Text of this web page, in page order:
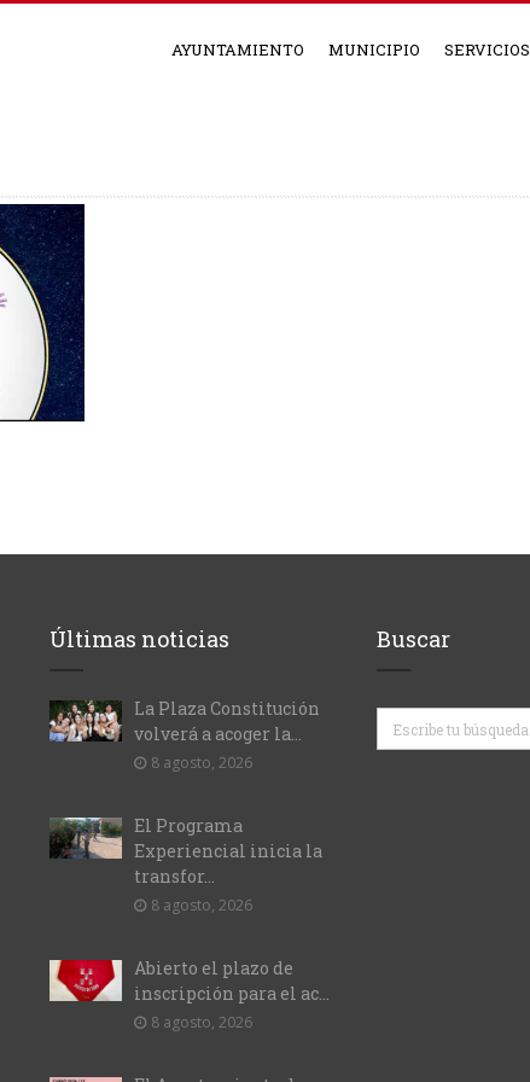
AYUNTAMIENTO MUNICIPIO SERVICIOS
Últimas noticias
La Plaza Constitución
volverá a acoger la...
8 agosto, 2026
El Programa
Experiencial inicia la
transfor...
8 agosto, 2026
Abierto el plazo de
inscripción para el ac...
8 agosto, 2026
Buscar
Buscar